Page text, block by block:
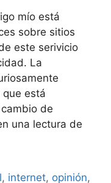
mío está
sobre sitios
este serivicio
La
está
de
una lectura de
, internet, opinión,